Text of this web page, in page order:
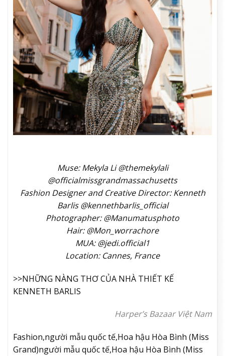
Muse: Mekyla Li @themekylali
@officialmissgrandmassachusetts
Fashion Designer and Creative Director: Kenneth
Barlis @kennethbarlis_official
Photographer: @Manumatusphoto
Hair: @Mon_worrachore
MUA: @jedi.official1
Location: Cannes, France
>>NHỮNG NÀNG THƠ CỦA NHÀ THIẾT KẾ
KENNETH BARLIS
Harper’s Bazaar Việt Nam
Fashion,người mẫu quốc tế,Hoa hậu Hòa Bình (Miss
Grand)người mẫu quốc tế,Hoa hậu Hòa Bình (Miss